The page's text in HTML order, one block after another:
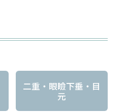
二重・眼瞼下垂・目
元